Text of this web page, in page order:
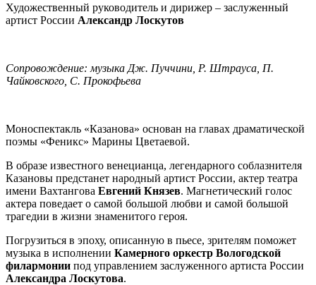
Художественный руководитель и дирижер – заслуженный
артист России Александр Лоскутов
Сопровождение: музыка Дж. Пуччини, Р. Штрауса, П.
Чайковского, С. Прокофьева
Моноспектакль «Казанова» основан на главах драматической
поэмы «Феникс» Марины Цветаевой.
В образе известного венецианца, легендарного соблазнителя
Казановы предстанет народный артист России, актер театра
имени Вахтангова Евгений Князев. Магнетический голос
актера поведает о самой большой любви и самой большой
трагедии в жизни знаменитого героя.
Погрузиться в эпоху, описанную в пьесе, зрителям поможет
музыка в исполнении Камерного оркестр Вологодской
филармонии под управлением заслуженного артиста России
Александра Лоскутова.